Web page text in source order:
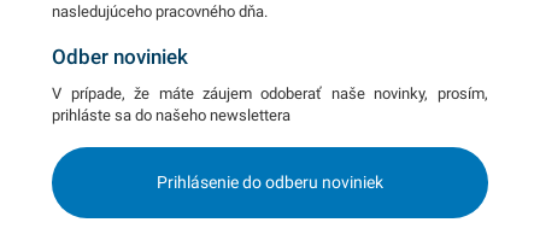
nasledujúceho pracovného dňa.
Odber noviniek
V prípade, že máte záujem odoberať naše novinky, prosím,
prihláste sa do našeho newslettera
Prihlásenie do odberu noviniek